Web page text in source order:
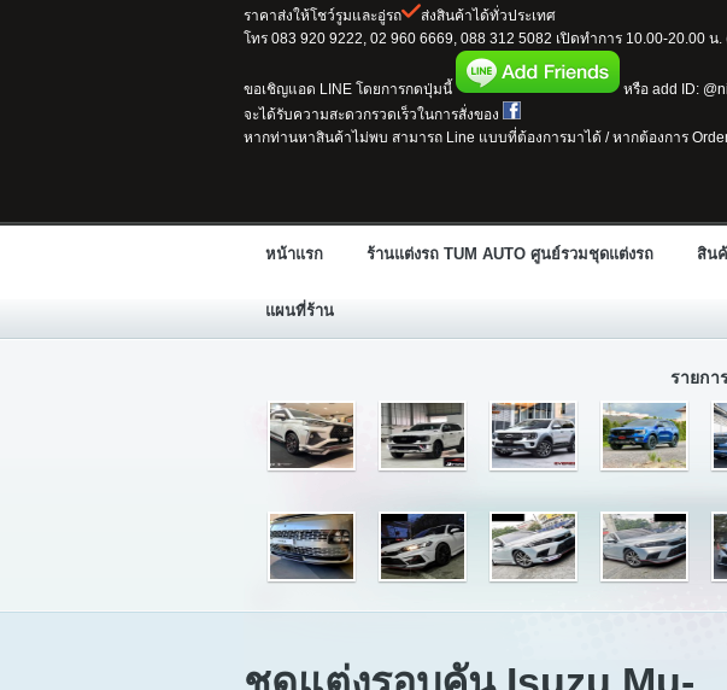
ราคาส่งให้โชว์รูมและอู่รถ
ส่งสินค้าได้ทั่วประเทศ
โทร 083 920 9222, 02 960 6669, 088 312 5082 เปิดทำการ 10.00-20.00
ขอเชิญแอด LINE โดยการกดปุ่มนี้
หรือ add ID:
จะได้รับความสะดวกรวดเร็วในการสั่งของ
หากท่านหาสินค้าไม่พบ สามารถ Line แบบที่ต้องการมาได้ / หากต้องการ
หน้าแรก ร้านแต่งรถ TUM AUTO ศูนย์รวมชุดแต่งรถ สิน
แผนที่ร้าน
รายกา